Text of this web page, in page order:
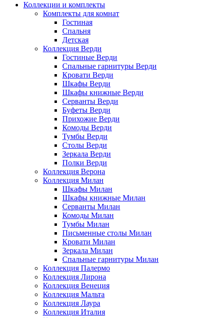
Коллекции и комплекты
Комплекты для комнат
Гостиная
Спальня
Детская
Коллекция Верди
Гостиные Верди
Спальные гарнитуры Верди
Кровати Верди
Шкафы Верди
Шкафы книжные Верди
Серванты Верди
Буфеты Верди
Прихожие Верди
Комоды Верди
Тумбы Верди
Столы Верди
Зеркала Верди
Полки Верди
Коллекция Верона
Коллекция Милан
Шкафы Милан
Шкафы книжные Милан
Серванты Милан
Комоды Милан
Тумбы Милан
Письменные столы Милан
Кровати Милан
Зеркала Милан
Спальные гарнитуры Милан
Коллекция Палермо
Коллекция Лирона
Коллекция Венеция
Коллекция Мальта
Коллекция Лаура
Коллекция Италия